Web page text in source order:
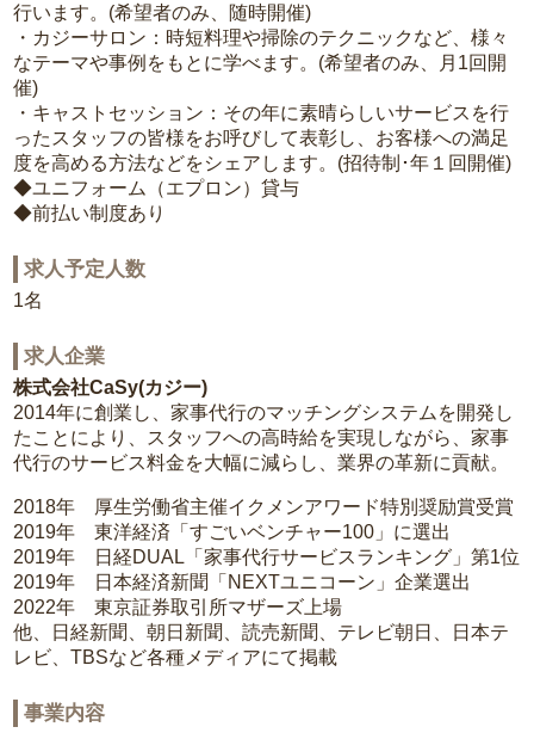
行います。(希望者のみ、随時開催)
・カジーサロン：時短料理や掃除のテクニックなど、様々
なテーマや事例をもとに学べます。(希望者のみ、月1回開
催)
・キャストセッション：その年に素晴らしいサービスを行
ったスタッフの皆様をお呼びして表彰し、お客様への満足
度を高める方法などをシェアします。(招待制･年１回開催)
◆ユニフォーム（エプロン）貸与
◆前払い制度あり
求人予定人数
1名
求人企業
株式会社CaSy(カジー)
2014年に創業し、家事代行のマッチングシステムを開発し
たことにより、スタッフへの高時給を実現しながら、家事
代行のサービス料金を大幅に減らし、業界の革新に貢献。
2018年 厚生労働省主催イクメンアワード特別奨励賞受賞
2019年 東洋経済「すごいベンチャー100」に選出
2019年 日経DUAL「家事代行サービスランキング」第1位
2019年 日本経済新聞「NEXTユニコーン」企業選出
2022年 東京証券取引所マザーズ上場
他、日経新聞、朝日新聞、読売新聞、テレビ朝日、日本テ
レビ、TBSなど各種メディアにて掲載
事業内容